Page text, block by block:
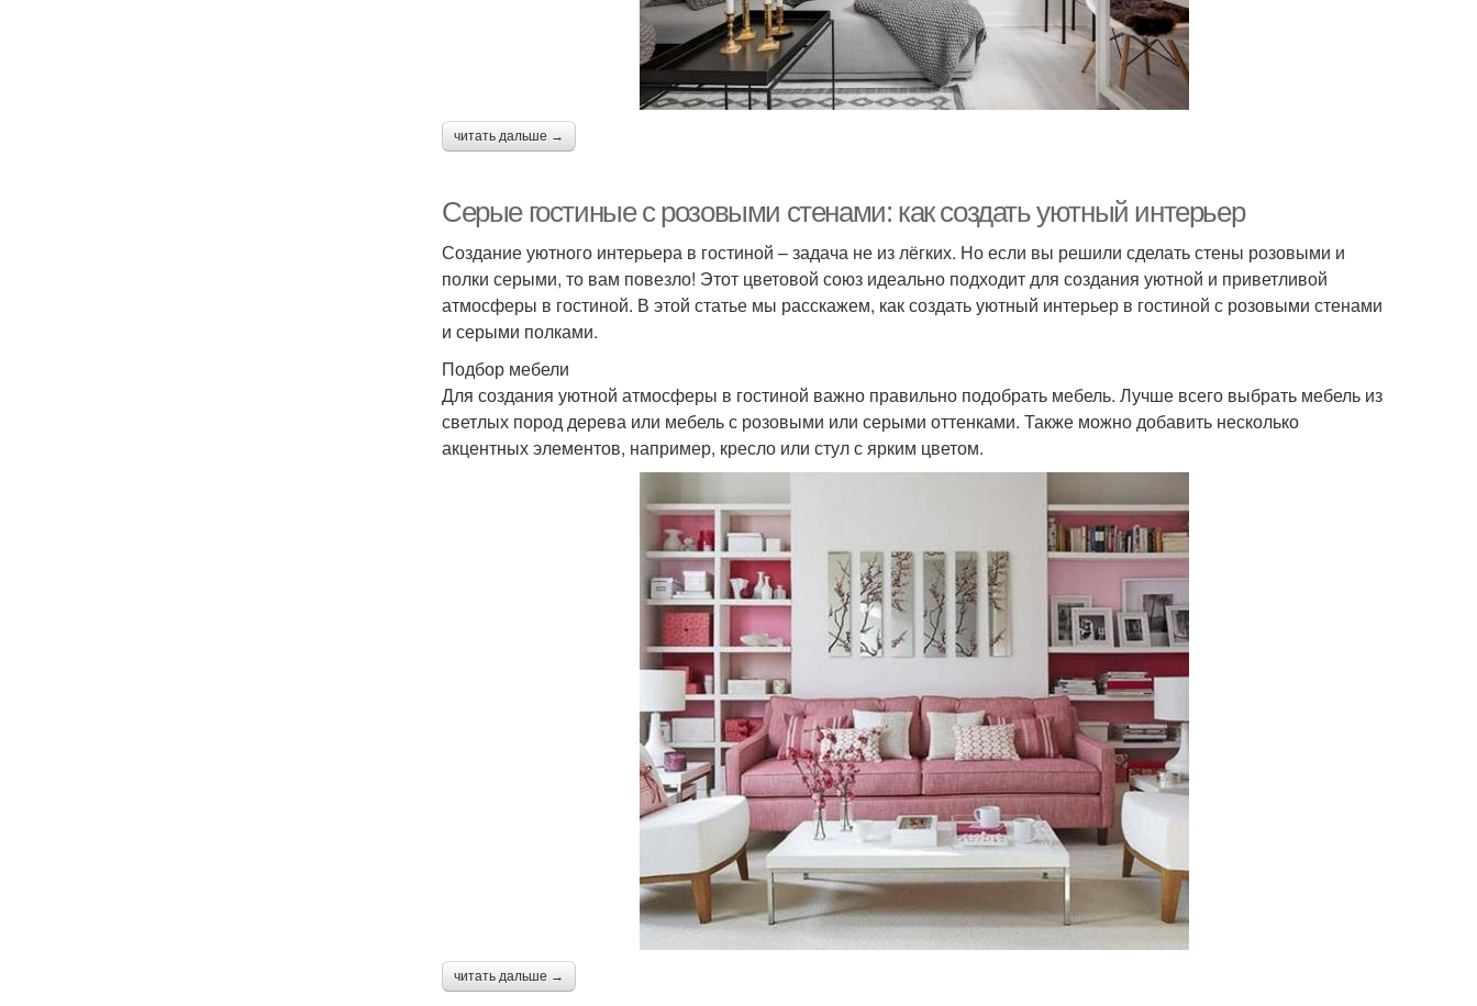
читать дальше →
Серые гостиные с розовыми стенами: как создать уютный интерьер
Создание уютного интерьера в гостиной – задача не из лёгких. Но если вы решили сделать стены розовыми и
полки серыми, то вам повезло! Этот цветовой союз идеально подходит для создания уютной и приветливой
атмосферы в гостиной. В этой статье мы расскажем, как создать уютный интерьер в гостиной с розовыми стенами
и серыми полками.
Подбор мебели
Для создания уютной атмосферы в гостиной важно правильно подобрать мебель. Лучше всего выбрать мебель из
светлых пород дерева или мебель с розовыми или серыми оттенками. Также можно добавить несколько
акцентных элементов, например, кресло или стул с ярким цветом.
читать дальше →